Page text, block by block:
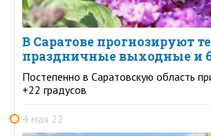
В Саратове прогнозируют
праздничные выходные и
Постепенно в Саратовскую область
+22 градусов
4 мая 22